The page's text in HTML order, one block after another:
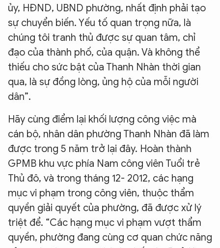
ủy, HĐND, UBND phường, nhất định phải tạo
sự chuyển biến. Yếu tố quan trọng nữa, là
chúng tôi tranh thủ được sự quan tâm, chỉ
đạo của thành phố, của quận. Và không thể
thiếu cho sức bật của Thanh Nhàn thời gian
qua, là sự đồng lòng, ủng hộ của mỗi người
dân”.
Hãy cùng điểm lại khối lượng công việc mà
cán bộ, nhân dân phường Thanh Nhàn đã làm
được trong 5 năm trở lại đây. Hoàn thành
GPMB khu vực phía Nam công viên Tuổi trẻ
Thủ đô, và trong tháng 12- 2012, các hạng
mục vi phạm trong công viên, thuộc thẩm
quyền giải quyết của phường, đã được xử lý
triệt để. “Các hạng mục vi phạm vượt thẩm
quyền, phường đang cùng cơ quan chức năng